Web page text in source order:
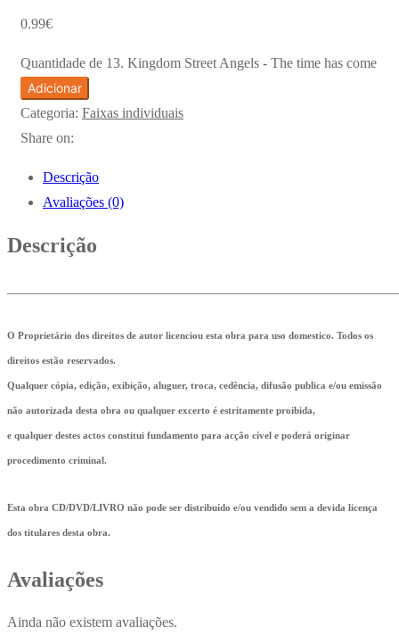
0.99€
Quantidade de 13. Kingdom Street Angels - The time has come
Adicionar
Categoria: Faixas individuais
Share on:
Descrição
Avaliações (0)
Descrição
O Proprietário dos direitos de autor licenciou esta obra para uso domestico. Todos os
direitos estão reservados.
Qualquer cópia, edição, exibição, aluguer, troca, cedência, difusão publica e/ou emissão
não autorizada desta obra ou qualquer excerto é estritamente proibida,
e qualquer destes actos constitui fundamento para acção cível e poderá originar
procedimento criminal.
Esta obra CD/DVD/LIVRO não pode ser distribuído e/ou vendido sem a devida licença
dos titulares desta obra.
Avaliações
Ainda não existem avaliações.